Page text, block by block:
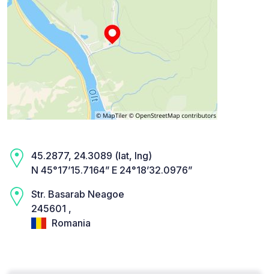
45.2877, 24.3089 (lat, lng)
N 45°17’15.7164” E 24°18’32.0976”
Str. Basarab Neagoe
245601 ,
Romania